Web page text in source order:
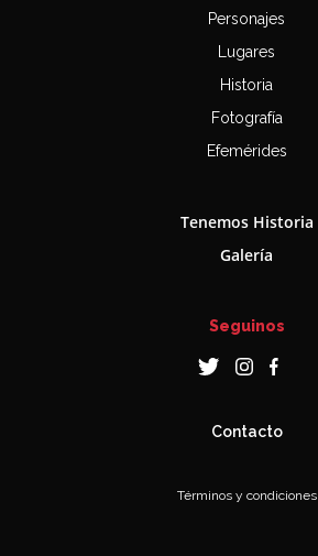
Personajes
Lugares
Historia
Fotografía
Efemérides
Tenemos Historia
Galería
Seguinos
Contacto
Términos y condiciones